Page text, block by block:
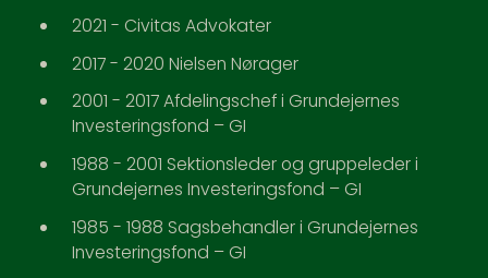
2021 - Civitas Advokater
2017 - 2020 Nielsen Nørager
2001 - 2017 Afdelingschef i Grundejernes
Investeringsfond – GI
1988 - 2001 Sektionsleder og gruppeleder i
Grundejernes Investeringsfond – GI
1985 - 1988 Sagsbehandler i Grundejernes
Investeringsfond – GI